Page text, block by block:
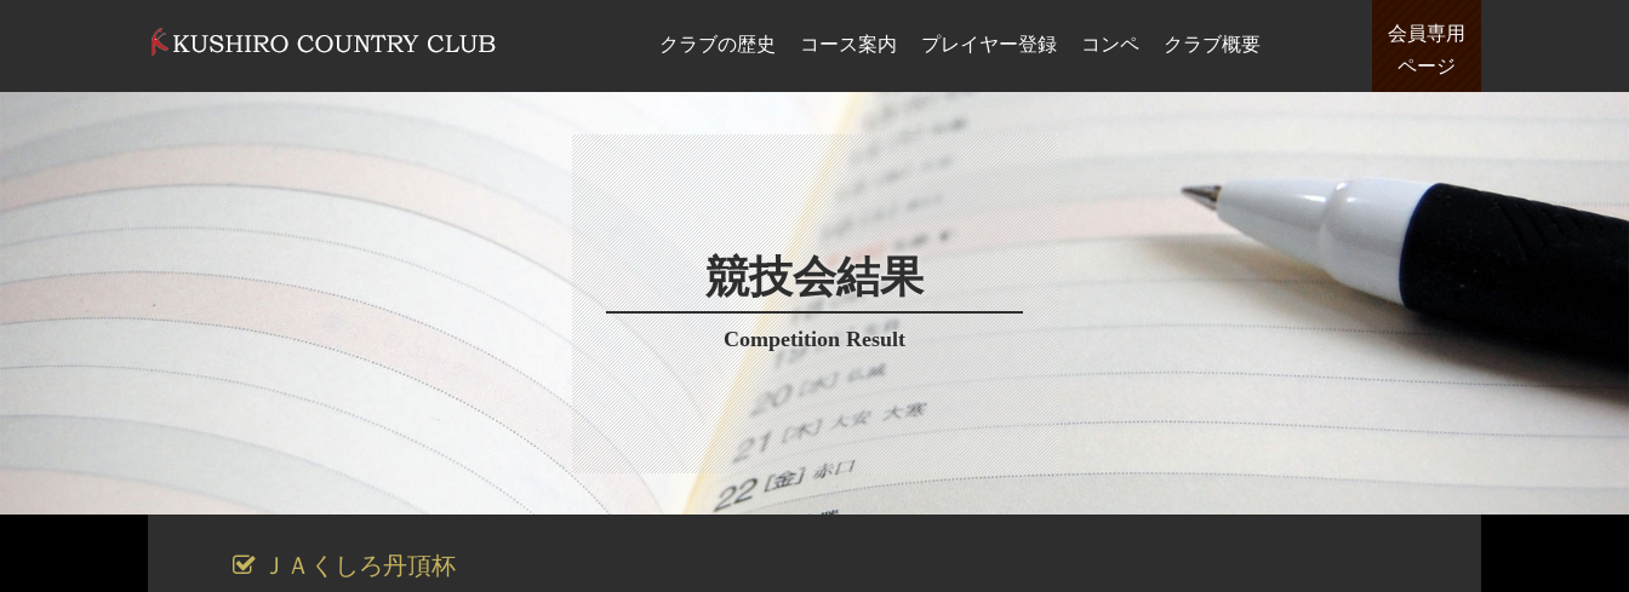
クラブの歴史 コース案内 プレイヤー登録 コンペ クラブ概要
会員専用
ページ
競技会結果
Competition Result
ＪＡくしろ丹頂杯